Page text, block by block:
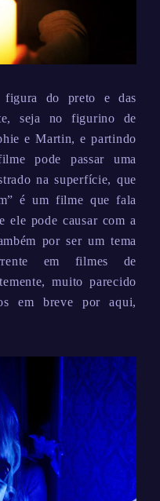
figura do preto e das
seja no figurino de
e Martin, e partindo
pode passar uma
na superfície, que
é um filme que fala
ele pode causar com a
por ser um tema
em filmes de
muito parecido
em breve por aqui,